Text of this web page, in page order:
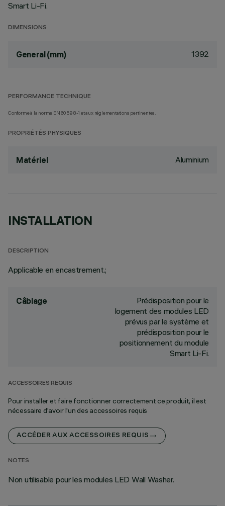
Smart Li-Fi.
DIMENSIONS
General (mm) 1392
PERFORMANCE TECHNIQUE
Conforme à la norme EN60598-1 et aux réglementations pertinentes.
PROPRIÉTÉS PHYSIQUES
Matériel Aluminium
INSTALLATION
DESCRIPTION
Applicable en encastrement.;
Câblage
Prédisposition pour le
logement des modules LED
prévus par le système et
prédisposition pour le
positionnement du module
Smart Li-Fi.
ACCESSOIRES REQUIS
Pour installer et faire fonctionner correctement ce produit, il est
nécessaire d'avoir l'un des accessoires requis
ACCÉDER AUX ACCESSOIRES REQUIS
NOTES
Non utilisable pour les modules LED Wall Washer.